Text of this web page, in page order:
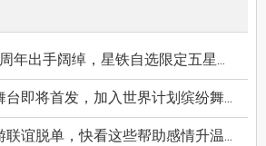
星铁自选限定五星竟有超保值人权角，新卡池机制一篇看懂
发，加入世界计划缤纷舞台前你必须知道的八件事
脱单，快看这些帮助感情升温的桌游技巧